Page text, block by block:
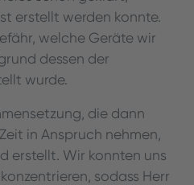
erstellt werden konnte.
welche Geräte wir
dessen der
wurde.
die dann
in Anspruch nehmen,
erstellt. Wir konnten uns
sodass Herr